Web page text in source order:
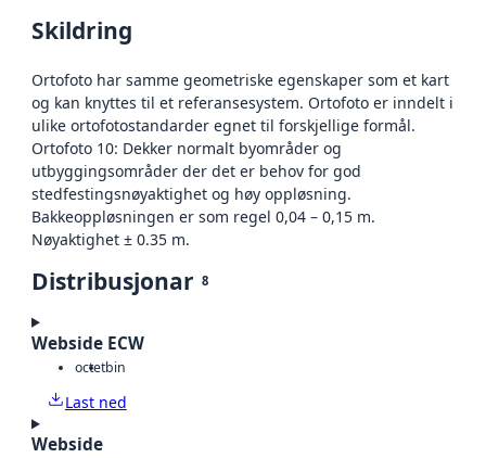
Skildring
Ortofoto har samme geometriske egenskaper som et kart
og kan knyttes til et referansesystem. Ortofoto er inndelt i
ulike ortofotostandarder egnet til forskjellige formål.
Ortofoto 10: Dekker normalt byområder og
utbyggingsområder der det er behov for god
stedfestingsnøyaktighet og høy oppløsning.
Bakkeoppløsningen er som regel 0,04 – 0,15 m.
Nøyaktighet ± 0.35 m.
Distribusjonar 8
Webside ECW
octetbin
Last ned
Webside